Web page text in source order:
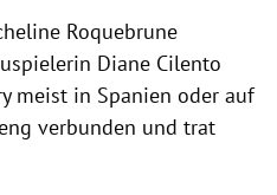
Roquebrune
Diane Cilento
meist in Spanien oder auf
verbunden und trat